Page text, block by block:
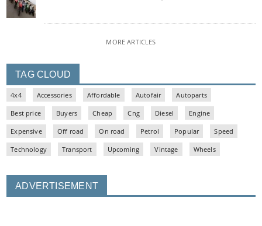
MORE ARTICLES
TAG CLOUD
4x4 Accessories Affordable Autofair Autoparts
Best price Buyers Cheap Cng Diesel Engine
Expensive Off road On road Petrol Popular Speed
Technology Transport Upcoming Vintage Wheels
ADVERTISEMENT